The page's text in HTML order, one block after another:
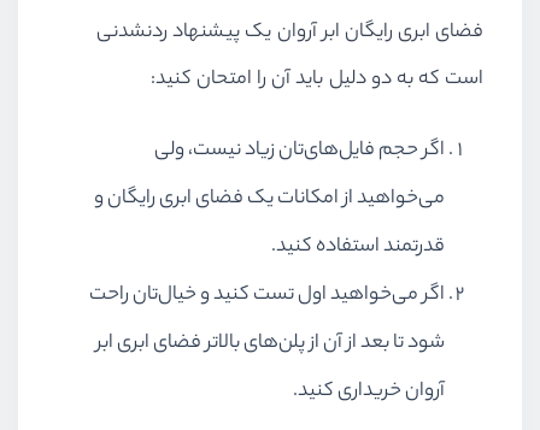
فضای ابری رایگان ابر آروان یک پیشنهاد ردنشدنی
است که به دو دلیل باید آن را امتحان کنید:
اگر حجم فایل‌های‌تان زیاد نیست، ولی
می‌خواهید از امکانات یک فضای ابری رایگان و
قدرتمند استفاده کنید.
اگر می‌خواهید اول تست کنید و خیال‌تان راحت
شود تا بعد از آن از پلن‌های بالاتر فضای ابری ابر
آروان خریداری کنید.